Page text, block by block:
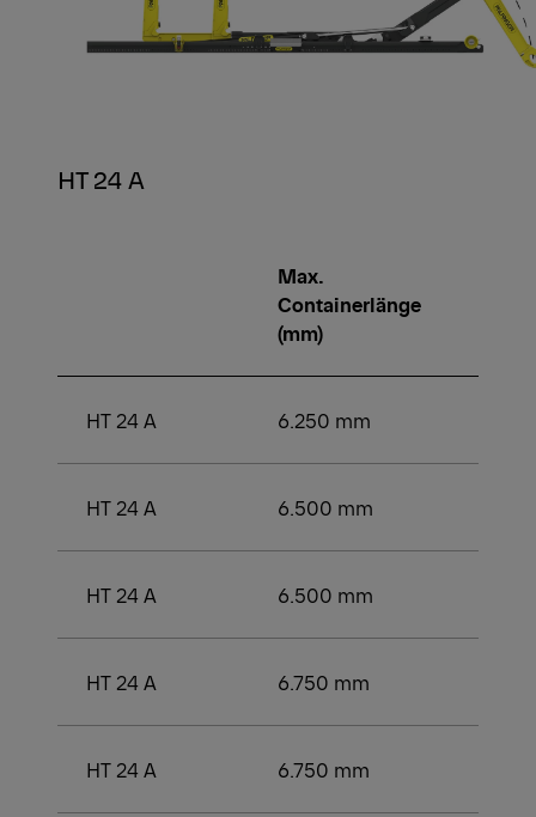
HT 24 A
Max.
Containerlänge
(mm)
HT 24 A 6.250 mm
HT 24 A 6.500 mm
HT 24 A 6.500 mm
HT 24 A 6.750 mm
HT 24 A 6.750 mm